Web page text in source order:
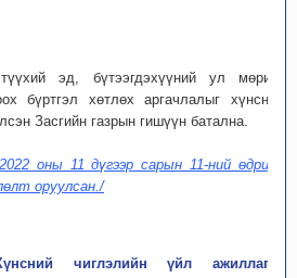
эд, бүтээгдэхүүний ул мөрийг
бүртгэл хөтлөх аргачлалыг хүнсний
Засгийн газрын гишүүн батална.
оны 11 дүгээр сарын 11-ний өдрийн
оруулсан./
чиглэлийн үйл ажиллагаа